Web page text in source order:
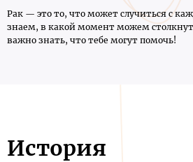
Рак — это то, что может случиться с
знаем, в какой момент можем
важно знать, что тебе могут помочь!
История